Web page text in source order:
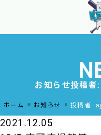
年間予定・活動場
選手・スタッフ
OB紹介
体験・見学のお申
お知らせ投稿者:
ホーム お知らせ 投稿者:
2021.12.05